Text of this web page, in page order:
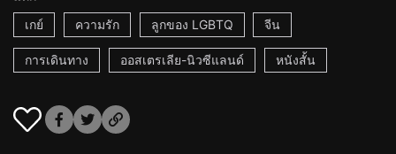
เกย์
ความรัก ลูกของ LGBTQ จีน
การเดินทาง ออสเตรเลีย-นิวซีแลนด์ หนังสั้น